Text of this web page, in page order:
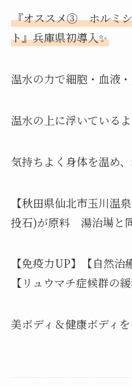
『オススメ③ ホルミシ
ト』兵庫県初導入✨
温水の力で細胞・血液
温水の上に浮いている
気持ちよく身体を温め
【秋田県仙北市玉川温
投石)が原料 湯治場と
【免疫力UP】【自然治
【リュウマチ症候群の緩
美ボディ＆健康ボディ